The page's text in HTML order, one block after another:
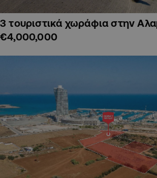
3 τουριστικά χωράφια στην
€4,000,000